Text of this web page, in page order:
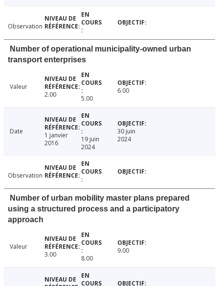
Observation
Number of operational municipality-owned urban
transport enterprises
Valeur
2.00
5.00
6.00
Date
1 janvier
2016
19 juin
2024
30 juin
2024
Observation
Number of urban mobility master plans prepared
using a structured process and a participatory
approach
Valeur
3.00
8.00
9.00